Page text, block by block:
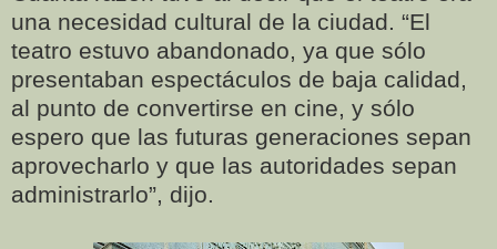
una necesidad cultural de la ciudad. “El
teatro estuvo abandonado, ya que sólo
presentaban espectáculos de baja calidad,
al punto de convertirse en cine, y sólo
espero que las futuras generaciones sepan
aprovecharlo y que las autoridades sepan
administrarlo”, dijo.